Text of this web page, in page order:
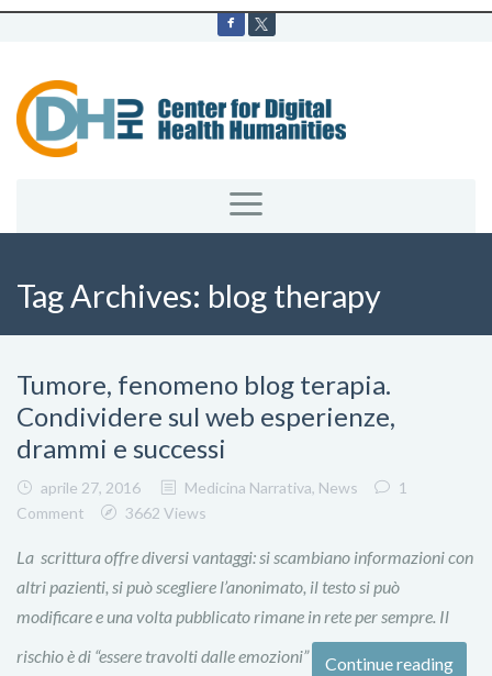
Tag Archives: blog therapy
Tumore, fenomeno blog terapia.
Condividere sul web esperienze,
drammi e successi
aprile 27, 2016 Medicina Narrativa, News
1
Comment
3662 Views
La scrittura offre diversi vantaggi: si scambiano informazioni con
altri pazienti, si può scegliere l’anonimato, il testo si può
modificare e una volta pubblicato rimane in rete per sempre. Il
rischio è di “essere travolti dalle emozioni”
Continue reading